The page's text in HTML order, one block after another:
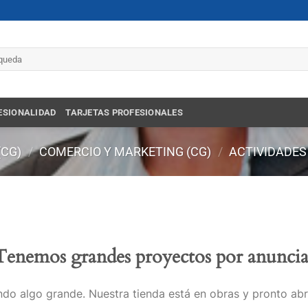
TARJETAS PROFESIONALES
/ COMERCIO Y MARKETING (CG) /
grandes proyectos por
algo grande. Nuestra tienda está en obras y pronto